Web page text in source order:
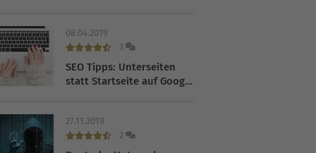
08.04.2019
3
SEO Tipps: Unterseiten
statt Startseite auf Google
27.11.2019
2